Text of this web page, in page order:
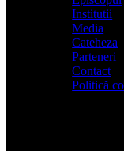
Institutii
Media
Cateheza
Parteneri
Contact
Politică